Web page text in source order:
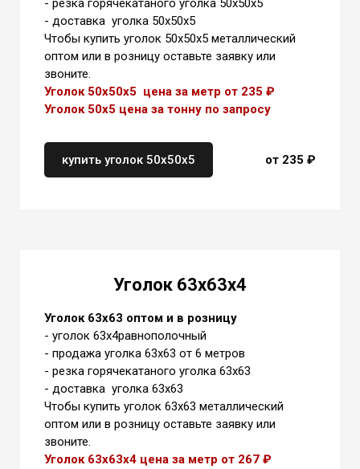
- резка горячекатаного уголка 50х50х5
- доставка уголка 50х50х5
Чтобы купить уголок 50х50х5 металлический
оптом или в розницу оставьте заявку или
звоните.
Уголок 50х50х5 цена за метр от 235 ₽
Уголок 50х5 цена за тонну по запросу
купить уголок 50х50х5 от 235 ₽
Уголок 63х63х4
Уголок 63х63 оптом и в розницу
- уголок 63х4равнополочный
- продажа уголка 63х63 от 6 метров
- резка горячекатаного уголка 63х63
- доставка уголка 63х63
Чтобы купить уголок 63х63 металлический
оптом или в розницу оставьте заявку или
звоните.
Уголок 63х63х4 цена за метр от 267 ₽